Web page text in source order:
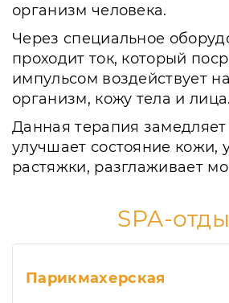
организм человека.
Через специальное
проходит ток, который
импульсом воздействует
организм, кожу тела и лица.
Данная терапия замедляет
улучшает состояние кожи,
растяжки, разглаживает
SPA-
Парикмахерская